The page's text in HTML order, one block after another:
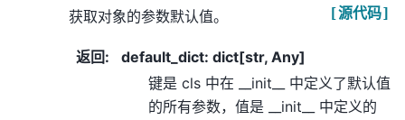
[源代码]
获取对象的参数默认值。
返回:
default_dict: dict[str, Any]
键是 cls 中在 __init__ 中定义了默认值
的所有参数，值是 __init__ 中定义的